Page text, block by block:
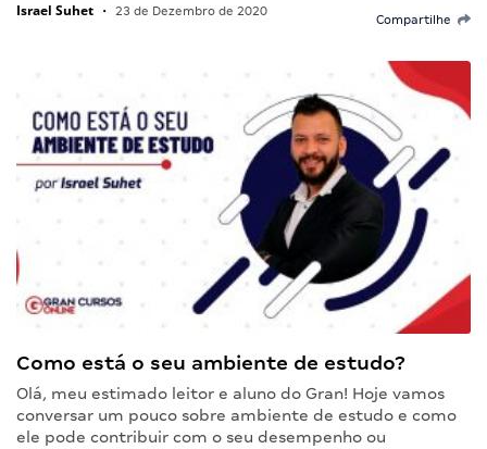
Israel Suhet • 23 de Dezembro de 2020
Compartilhe
Como está o seu ambiente de estudo?
Olá, meu estimado leitor e aluno do Gran! Hoje vamos
conversar um pouco sobre ambiente de estudo e como
ele pode contribuir com o seu desempenho ou